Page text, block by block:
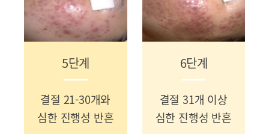
5단계
결절 21-30개와
심한 진행성 반흔
6단계
결절 31개 이상
심한 진행성 반흔